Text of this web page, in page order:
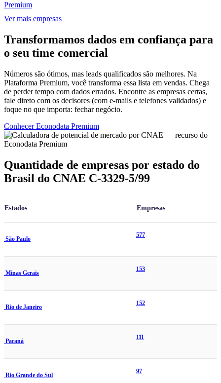
Premium
Ver mais empresas
Transformamos dados em confiança para
o seu time comercial
Números são ótimos, mas leads qualificados são melhores. Na
Plataforma Premium, você transforma essa lista em vendas. Chega
de perder tempo com dados errados. Encontre as empresas certas,
fale direto com os decisores (com e-mails e telefones validados) e
foque no que importa: fechar negócio.
Conhecer Econodata Premium
Quantidade de empresas por estado do
Brasil do CNAE C-3329-5/99
Estados Empresas
São Paulo
577
Minas Gerais
153
Rio de Janeiro
152
Paraná
111
Rio Grande do Sul
97